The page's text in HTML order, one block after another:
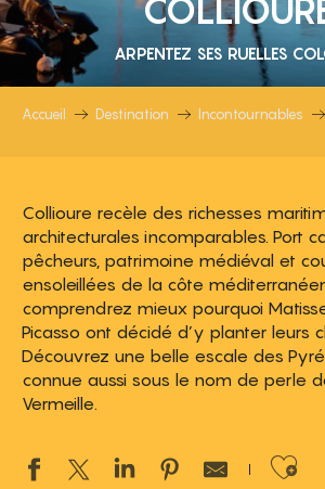
ARPENTEZ SES RUELLES
Accueil Destination Incontournables
Collioure recèle des richesses
architecturales incomparables. Port
pêcheurs, patrimoine médiéval et
ensoleillées de la côte
comprendrez mieux pourquoi
Picasso ont décidé d’y planter leurs
Découvrez une belle escale des
connue aussi sous le nom de perle
Vermeille.